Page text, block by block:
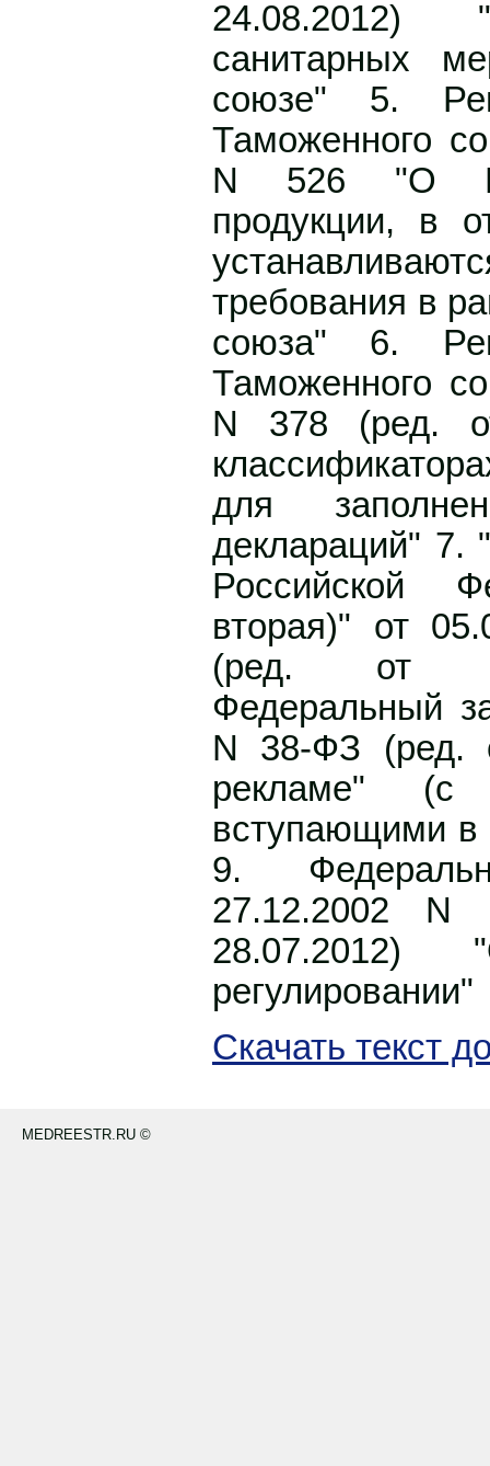
24.08.2012)
санитарных
союзе" 5.
Таможенного
N 526 "О
продукции, в
требования в
союза" 6.
Таможенного
N 378 (ред.
для
деклараций" 7.
Российской
вторая)" от
(ред. от
Федеральный
N 38-ФЗ (ред.
рекламе"
вступающими в
9.
27.12.2002 N
28.07.2012)
регулировании"
Скачать текст
MEDREESTR.RU ©